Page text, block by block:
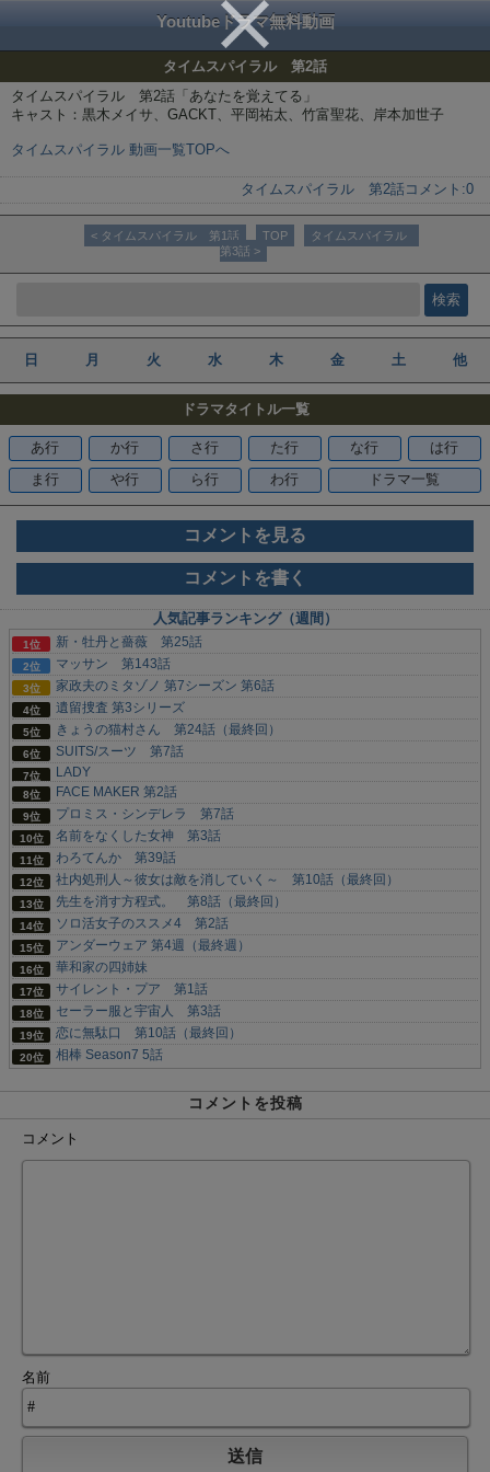
Youtubeドラマ無料動画
タイムスパイラル 第2話
タイムスパイラル 第2話「あなたを覚えてる」
キャスト：黒木メイサ、GACKT、平岡祐太、竹富聖花、岸本加世子
タイムスパイラル 動画一覧TOPへ
タイムスパイラル 第2話 コメント:0
< タイムスパイラル 第1話 TOP
タイムスパイラル
第3話 >
日 月 火 水 木 金 土 他
ドラマタイトル一覧
あ行 か行 さ行 た行 な行
は行
ま行
や行 ら行 わ行 ドラマ一覧
コメントを見る
コメントを書く
人気記事ランキング（週間）
新・牡丹と薔薇 第25話
マッサン 第143話
家政夫のミタゾノ 第7シーズン 第6話
遺留捜査 第3シリーズ
きょうの猫村さん 第24話（最終回）
SUITS/スーツ 第7話
LADY
FACE MAKER 第2話
プロミス・シンデレラ 第7話
名前をなくした女神 第3話
わろてんか 第39話
社内処刑人～彼女は敵を消していく～ 第10話（最終回）
先生を消す方程式。 第8話（最終回）
ソロ活女子のススメ4 第2話
アンダーウェア 第4週（最終週）
華和家の四姉妹
サイレント・プア 第1話
セーラー服と宇宙人 第3話
恋に無駄口 第10話（最終回）
相棒 Season7 5話
コメントを投稿
コメント
名前